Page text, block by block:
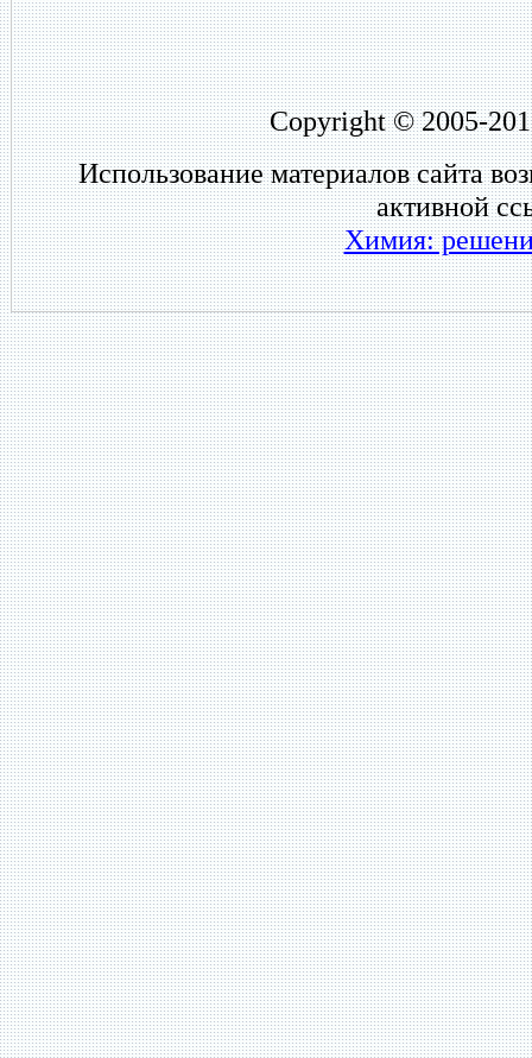
Copyright © 2005-
Использование материалов сайта
активной
Химия: